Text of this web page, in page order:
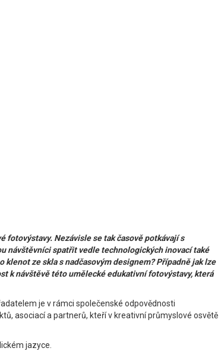
fotovýstavy. Nezávisle se tak časově potkávají s
návštěvníci spatřit vedle technologických inovací také
ze skla s nadčasovým designem? Případně jak lze
k návštěvě této umělecké edukativní fotovýstavy, která
je v rámci společenské odpovědnosti
asociací a partnerů, kteří v kreativní průmyslové osvětě
jazyce.